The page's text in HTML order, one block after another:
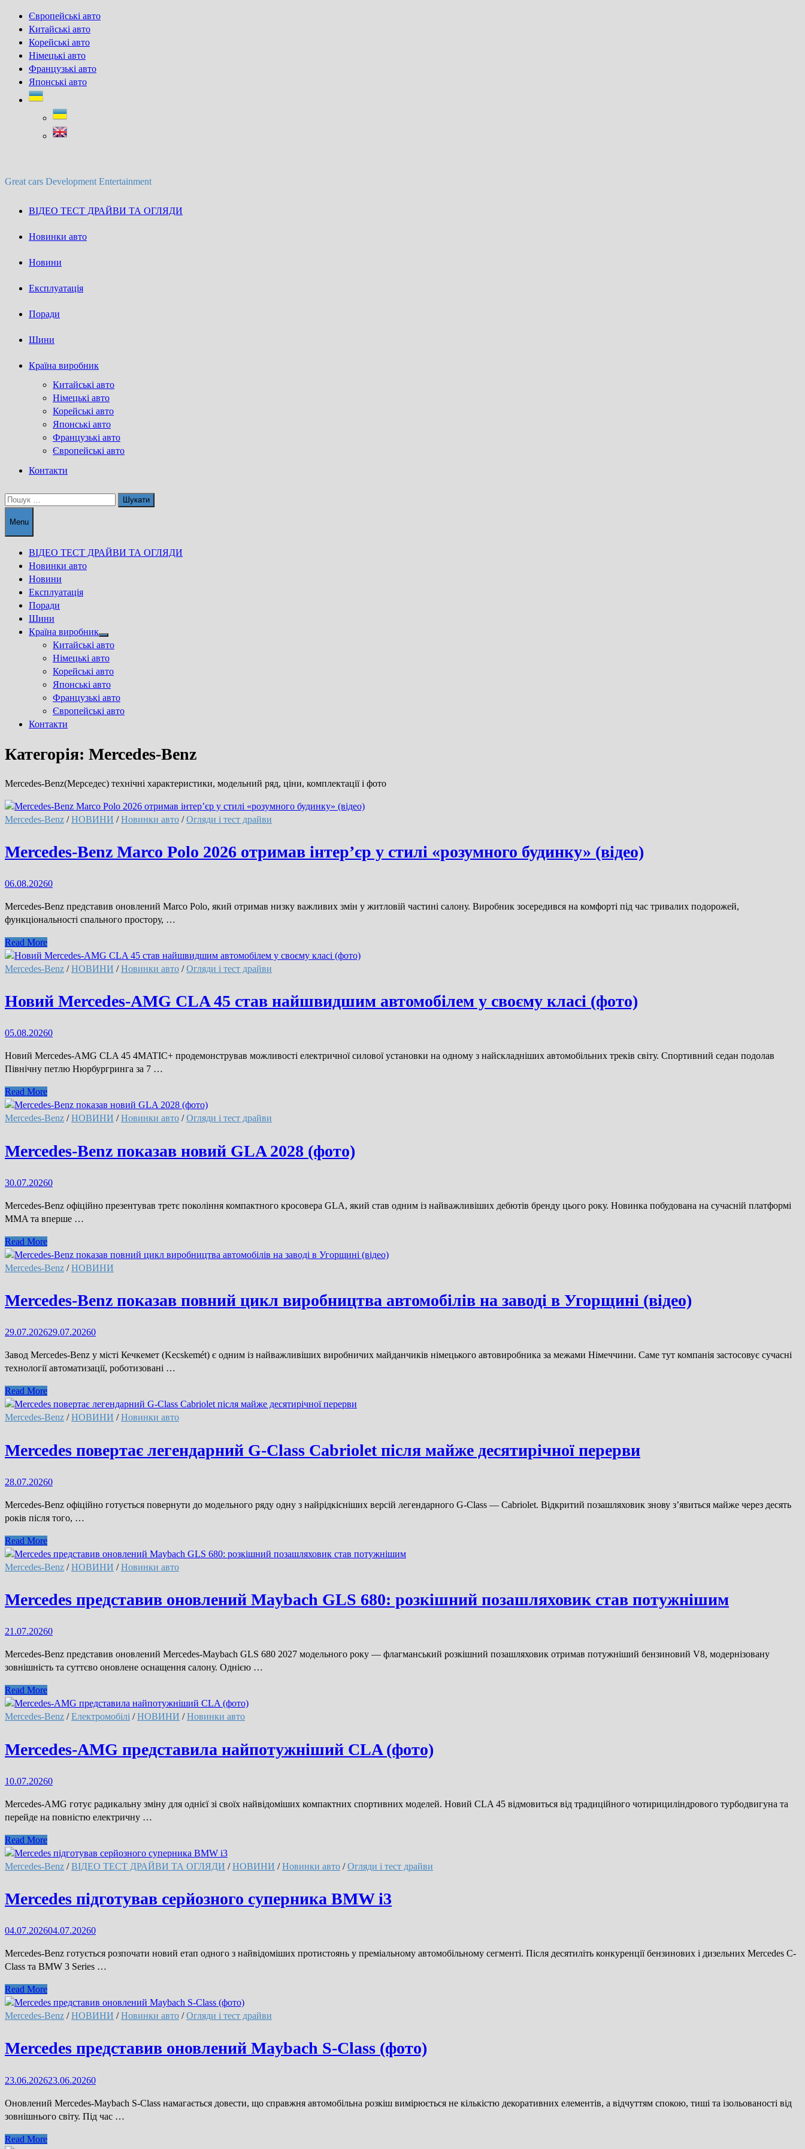
Skip
content
Європейські авто
Китайські авто
Корейські авто
Німецькі авто
Французькі авто
Японські авто
Great cars Development Entertainment
ВІДЕО ТЕСТ ДРАЙВИ ТА ОГЛЯДИ
Новинки авто
Новини
Експлуатація
Поради
Шини
Країна виробник
Китайські авто
Німецькі авто
Корейські авто
Японські авто
Французькі авто
Європейські авто
Контакти
Пошук:
Menu
ВІДЕО ТЕСТ ДРАЙВИ ТА ОГЛЯДИ
Новинки авто
Новини
Експлуатація
Поради
Шини
Країна виробник
Show
sub
menu
Китайські авто
Німецькі авто
Корейські авто
Японські авто
Французькі авто
Європейські авто
Контакти
Категорія: Mercedes-Benz
Mercedes-Benz(Мерседес) технічні характеристики, модельний ряд, ціни, комплектації і фото
Mercedes-Benz /НОВИНИ /Новинки авто /Огляди і тест драйви
Mercedes-Benz Marco Polo 2026 отримав інтер’єр у стилі «розумного будинку» (відео)
06.08.20260
Mercedes-Benz представив оновлений Marco Polo, який отримав низку важливих змін у житловій частині салону. Виробник зосередився на комфорті під час тривалих подорожей,
функціональності спального простору, …
Mercedes-
Benz
Marco
2026
отримав
у
«розумного
будинку»
(відео)
Read More
Mercedes-Benz /НОВИНИ /Новинки авто /Огляди і тест драйви
Новий Mercedes-AMG CLA 45 став найшвидшим автомобілем у своєму класі (фото)
05.08.20260
Новий Mercedes-AMG CLA 45 4MATIC+ продемонстрував можливості електричної силової установки на одному з найскладніших автомобільних треків світу. Спортивний седан подолав
Північну петлю Нюрбургринга за 7 …
Новий
Mercedes-
AMG
45
став
автомобілем
своєму
класі
(фото)
Read More
Mercedes-Benz /НОВИНИ /Новинки авто /Огляди і тест драйви
Mercedes-Benz показав новий GLA 2028 (фото)
30.07.20260
Mercedes-Benz офіційно презентував третє покоління компактного кросовера GLA, який став одним із найважливіших дебютів бренду цього року. Новинка побудована на сучасній платформі
MMA та вперше …
Mercedes-
Benz
показав
GLA
2028
Read More
Mercedes-Benz /НОВИНИ
Mercedes-Benz показав повний цикл виробництва автомобілів на заводі в Угорщині (відео)
29.07.202629.07.20260
Завод Mercedes-Benz у місті Кечкемет (Kecskemét) є одним із найважливіших виробничих майданчиків німецького автовиробника за межами Німеччини. Саме тут компанія застосовує сучасні
технології автоматизації, роботизовані …
Mercedes-
Benz
показав
цикл
виробництва
на
в
Угорщині
(відео)
Read More
Mercedes-Benz /НОВИНИ /Новинки авто
Mercedes повертає легендарний G-Class Cabriolet після майже десятирічної перерви
28.07.20260
Mercedes-Benz офіційно готується повернути до модельного ряду одну з найрідкісніших версій легендарного G-Class — Cabriolet. Відкритий позашляховик знову з’явиться майже через десять
років після того, …
Mercedes
повертає
легендарний
Class
Cabriolet
майже
перерви
Read More
Mercedes-Benz /НОВИНИ /Новинки авто
Mercedes представив оновлений Maybach GLS 680: розкішний позашляховик став потужнішим
21.07.20260
Mercedes-Benz представив оновлений Mercedes-Maybach GLS 680 2027 модельного року — флагманський розкішний позашляховик отримав потужніший бензиновий V8, модернізовану
зовнішність та суттєво оновлене оснащення салону. Однією …
Mercedes
представив
оновлений
GLS
680:
позашляховик
потужнішим
Read More
Mercedes-Benz /Електромобілі /НОВИНИ /Новинки авто
Mercedes-AMG представила найпотужніший CLA (фото)
10.07.20260
Mercedes-AMG готує радикальну зміну для однієї зі своїх найвідоміших компактних спортивних моделей. Новий CLA 45 відмовиться від традиційного чотирициліндрового турбодвигуна та
перейде на повністю електричну …
Mercedes-
AMG
представила
CLA
(фото)
Read More
Mercedes-Benz /ВІДЕО ТЕСТ ДРАЙВИ ТА ОГЛЯДИ /НОВИНИ /Новинки авто /Огляди і тест драйви
Mercedes підготував серйозного суперника BMW i3
04.07.202604.07.20260
Mercedes-Benz готується розпочати новий етап одного з найвідоміших протистоянь у преміальному автомобільному сегменті. Після десятиліть конкуренції бензинових і дизельних Mercedes C-
Class та BMW 3 Series …
Mercedes
підготував
серйозного
BMW
i3
Read More
Mercedes-Benz /НОВИНИ /Новинки авто /Огляди і тест драйви
Mercedes представив оновлений Maybach S-Class (фото)
23.06.202623.06.20260
Оновлений Mercedes-Maybach S-Class намагається довести, що справжня автомобільна розкіш вимірюється не кількістю декоративних елементів, а відчуттям спокою, тиші та ізольованості від
зовнішнього світу. Під час …
Mercedes
Read More